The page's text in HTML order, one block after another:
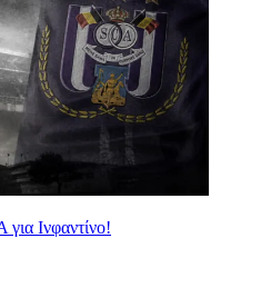
Ινφαντίνο!